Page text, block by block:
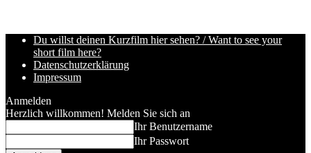
Du willst deinen Kurzfilm hier sehen? / Want to see your
short film here?
Datenschutzerklärung
Impressum
Anmelden
Herzlich willkommen! Melden Sie sich an
Ihr Benutzername
Ihr Passwort